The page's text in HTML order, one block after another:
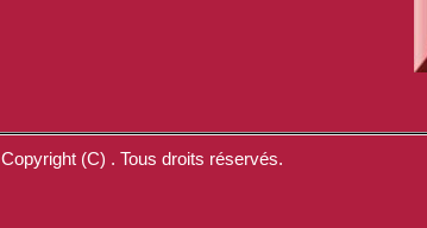
Copyright (C) . Tous droits réservés.